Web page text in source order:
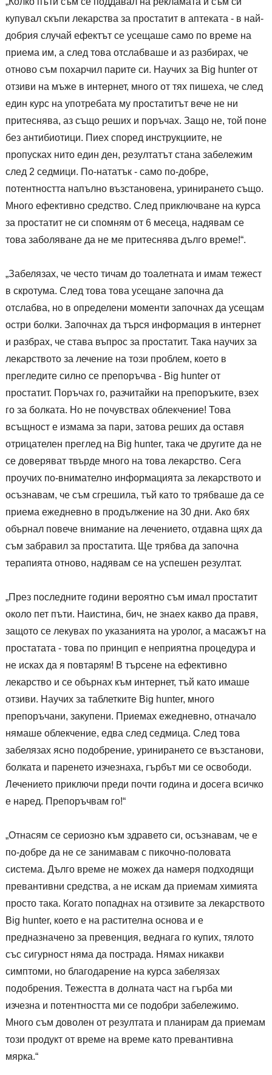
купувал скъпи лекарства за простатит в аптеката - в най-
добрия случай ефектът се усещаше само по време на
приема им, а след това отслабваше и аз разбирах, че
отново съм похарчил парите си. Научих за Big hunter от
отзиви на мъже в интернет, много от тях пишеха, че след
един курс на употребата му простатитът вече не ни
притеснява, аз също реших и поръчах. Защо не, той поне
без антибиотици. Пиех според инструкциите, не
пропусках нито един ден, резултатът стана забележим
след 2 седмици. По-нататък - само по-добре,
потентността напълно възстановена, уринирането също.
Много ефективно средство. След приключване на курса
за простатит не си спомням от 6 месеца, надявам се
това заболяване да не ме притеснява дълго време!“.
„Забелязах, че често тичам до тоалетната и имам тежест
в скротума. След това това усещане започна да
отслабва, но в определени моменти започнах да усещам
остри болки. Започнах да търся информация в интернет
и разбрах, че става въпрос за простатит. Така научих за
лекарството за лечение на този проблем, което в
прегледите силно се препоръчва - Big hunter от
простатит. Поръчах го, разчитайки на препоръките, взех
го за болката. Но не почувствах облекчение! Това
всъщност е измама за пари, затова реших да оставя
отрицателен преглед на Big hunter, така че другите да не
се доверяват твърде много на това лекарство. Сега
проучих по-внимателно информацията за лекарството и
осъзнавам, че съм сгрешила, тъй като то трябваше да се
приема ежедневно в продължение на 30 дни. Ако бях
обърнал повече внимание на лечението, отдавна щях да
съм забравил за простатита. Ще трябва да започна
терапията отново, надявам се на успешен резултат.
„През последните години вероятно съм имал простатит
около пет пъти. Наистина, бич, не знаех какво да правя,
защото се лекувах по указанията на уролог, а масажът на
простатата - това по принцип е неприятна процедура и
не исках да я повтарям! В търсене на ефективно
лекарство и се обърнах към интернет, тъй като имаше
отзиви. Научих за таблетките Big hunter, много
препоръчани, закупени. Приемах ежедневно, отначало
нямаше облекчение, едва след седмица. След това
забелязах ясно подобрение, уринирането се възстанови,
болката и паренето изчезнаха, гърбът ми се освободи.
Лечението приключи преди почти година и досега всичко
е наред. Препоръчвам го!“
„Отнасям се сериозно към здравето си, осъзнавам, че е
по-добре да не се занимавам с пикочно-половата
система. Дълго време не можех да намеря подходящи
превантивни средства, а не искам да приемам химията
просто така. Когато попаднах на отзивите за лекарството
Big hunter, което е на растителна основа и е
предназначено за превенция, веднага го купих, тялото
със сигурност няма да пострада. Нямах никакви
симптоми, но благодарение на курса забелязах
подобрения. Тежестта в долната част на гърба ми
изчезна и потентността ми се подобри забележимо.
Много съм доволен от резултата и планирам да приемам
този продукт от време на време като превантивна
мярка.“